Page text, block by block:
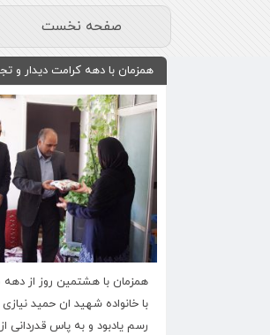
صفحه نخست
همزمان با دهه کرامت دیدار و
همزمان با هشتمین روز از دهه
رسم یادبود و به پاس قدردانی